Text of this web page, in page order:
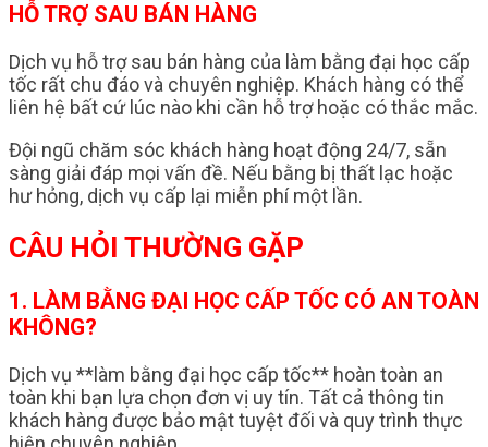
HỖ TRỢ SAU BÁN HÀNG
Dịch vụ hỗ trợ sau bán hàng của làm bằng đại học cấp
tốc rất chu đáo và chuyên nghiệp. Khách hàng có thể
liên hệ bất cứ lúc nào khi cần hỗ trợ hoặc có thắc mắc.
Đội ngũ chăm sóc khách hàng hoạt động 24/7, sẵn
sàng giải đáp mọi vấn đề. Nếu bằng bị thất lạc hoặc
hư hỏng, dịch vụ cấp lại miễn phí một lần.
CÂU HỎI THƯỜNG GẶP
1. LÀM BẰNG ĐẠI HỌC CẤP TỐC CÓ AN TOÀN
KHÔNG?
Dịch vụ **làm bằng đại học cấp tốc** hoàn toàn an
toàn khi bạn lựa chọn đơn vị uy tín. Tất cả thông tin
khách hàng được bảo mật tuyệt đối và quy trình thực